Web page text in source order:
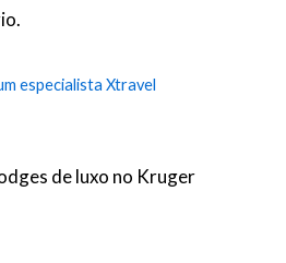
especialista Xtravel
de luxo no Kruger